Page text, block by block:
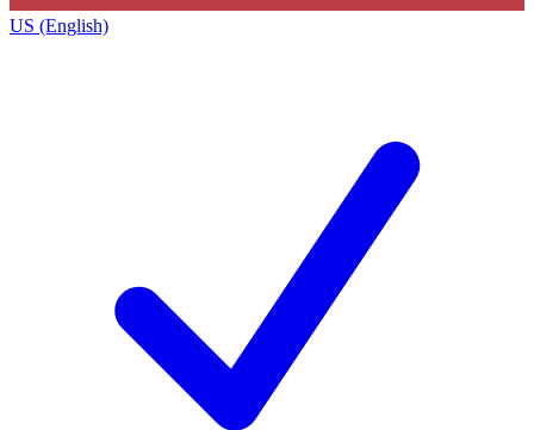
US (English)